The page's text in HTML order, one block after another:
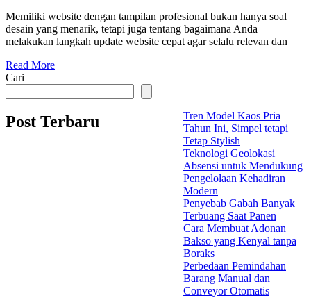
Memiliki website dengan tampilan profesional bukan hanya soal
desain yang menarik, tetapi juga tentang bagaimana Anda
melakukan langkah update website cepat agar selalu relevan dan
Read More
Cari
Post Terbaru
Tren Model Kaos Pria
Tahun Ini, Simpel tetapi
Tetap Stylish
Teknologi Geolokasi
Absensi untuk Mendukung
Pengelolaan Kehadiran
Modern
Penyebab Gabah Banyak
Terbuang Saat Panen
Cara Membuat Adonan
Bakso yang Kenyal tanpa
Boraks
Perbedaan Pemindahan
Barang Manual dan
Conveyor Otomatis